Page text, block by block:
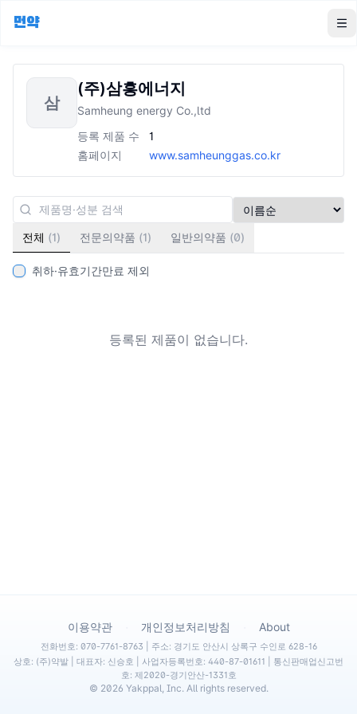
먼약
삼
(주)삼흥에너지
Samheung energy Co.,ltd
등록 제품 수
1
홈페이지
www.samheunggas.co.kr
전체 (1) 전문의약품 (1) 일반의약품 (0)
취하·유효기간만료 제외
등록된 제품이 없습니다.
이용약관 개인정보처리방침 About
전화번호: 070-7761-8763 | 주소: 경기도 안산시 상록구 수인로 628-16
상호: (주)약발 | 대표자: 신승호 | 사업자등록번호: 440-87-01611 | 통신판매업신고번
호: 제2020-경기안산-1331호
© 2026 Yakppal, Inc. All rights reserved.